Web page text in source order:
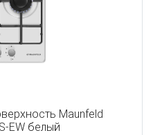
Maunfeld
EW белый